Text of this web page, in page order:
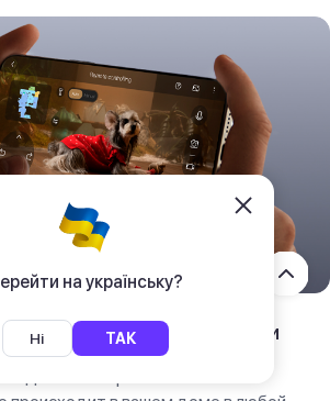
на українську?
Ні ТАК
режиме реального времени
видеомониторинга вы можете